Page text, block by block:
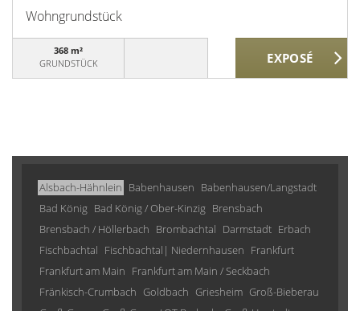
Wohngrundstück
368 m²
GRUNDSTÜCK
Alsbach-Hähnlein Babenhausen Babenhausen/Langstadt
Bad König Bad König / Ober-Kinzig Brensbach
Brensbach / Höllerbach Brombachtal Darmstadt Erbach
Fischbachtal Fischbachtal| Niedernhausen Frankfurt
Frankfurt am Main Frankfurt am Main / Seckbach
Fränkisch-Crumbach Goldbach Griesheim Groß-Bieberau